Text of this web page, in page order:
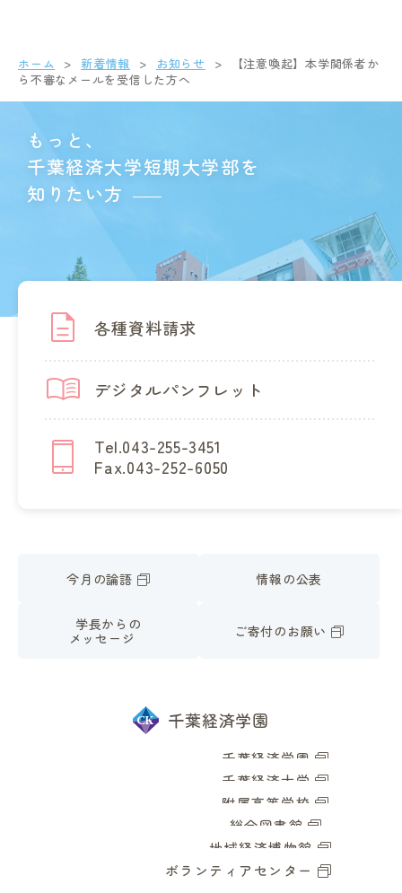
ホーム 新着情報 お知らせ
【注意喚起】本学関係者か
ら不審なメールを受信した方へ
もっと、
千葉経済大学短期大学部を
知りたい方
各種資料請求
デジタルパンフレット
Tel.043-255-3451
Fax.043-252-6050
今月の論語 情報の公表
学長からの
メッセージ
ご寄付のお願い
千葉経済学園
千葉経済学園
千葉経済大学
附属高等学校
総合図書館
地域経済博物館
ボランティアセンター